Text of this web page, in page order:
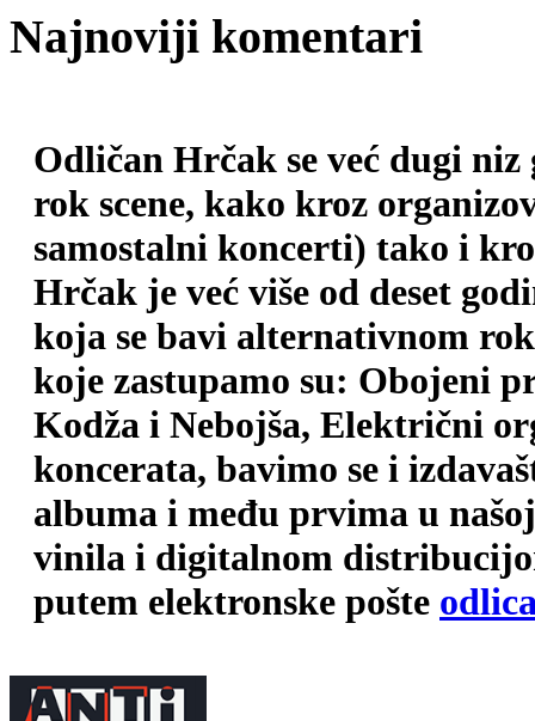
Najnoviji komentari
Odličan Hrčak se već dugi
rok scene, kako kroz
samostalni koncerti) tako i
Hrčak je već više od deset
koja se bavi alternativnom
koje zastupamo su: Obojeni
Kodža i Nebojša, Električni
koncerata, bavimo se i
albuma i među prvima u
vinila i digitalnom
putem elektronske pošte